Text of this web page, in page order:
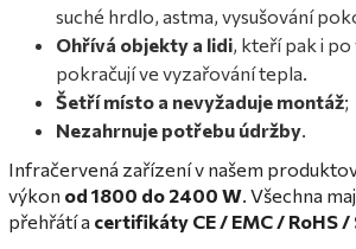
suché hrdlo, astma, vysušování
Ohřívá objekty a lidi, kteří pak i
pokračují ve vyzařování tepla.
Šetří místo a nevyžaduje montáž;
Nezahrnuje potřebu údržby.
Infračervená zařízení v našem
výkon od 1800 do 2400 W. Všechna
přehřátí a certifikáty CE / EMC / RoHS /